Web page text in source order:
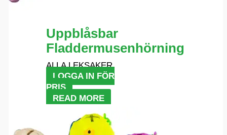
Uppblåsbar
Fladdermusenhörning
ALLA LEKSAKER
LOGGA IN FÖR
PRIS
READ MORE